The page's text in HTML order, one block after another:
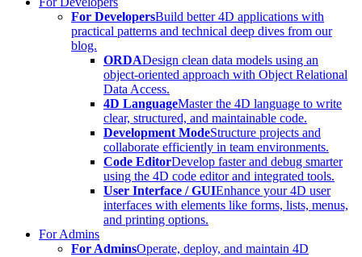
For DevelopersBuild better 4D applications with
practical patterns and technical deep dives from our
blog.
ORDADesign clean data models using an
object-oriented approach with Object Relational
Data Access.
4D LanguageMaster the 4D language to write
clear, structured, and maintainable code.
Development ModeStructure projects and
collaborate efficiently in team environments.
Code EditorDevelop faster and debug smarter
using the 4D code editor and integrated tools.
User Interface / GUIEnhance your 4D user
interfaces with elements like forms, lists, menus,
and printing options.
For Admins
For AdminsOperate, deploy, and maintain 4D